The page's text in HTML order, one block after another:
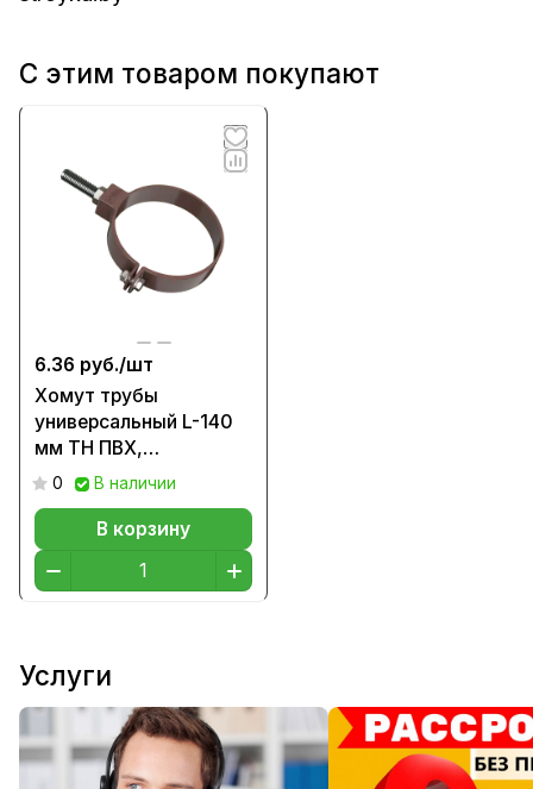
С этим товаром покупают
6.36 руб./шт
Хомут трубы
универсальный L-140
мм ТН ПВХ,
коричневый D82мм
0 В наличии
В корзину
Услуги